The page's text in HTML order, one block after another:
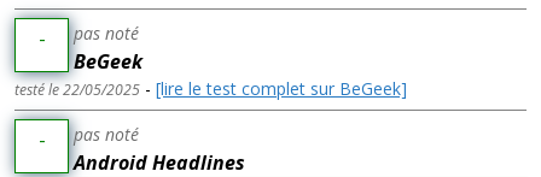
- pas noté
BeGeek
testé le 22/05/2025 - [lire le test complet sur BeGeek]
- pas noté
Android Headlines